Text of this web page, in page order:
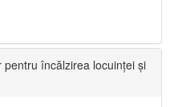
încălzirea locuinței și